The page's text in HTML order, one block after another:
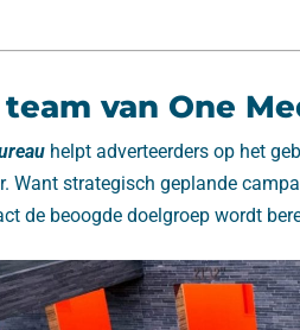
van One
helpt adverteerders op het
Want strategisch geplande
de beoogde doelgroep wordt